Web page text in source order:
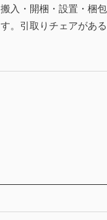
搬入・開梱・設置・梱
す。引取りチェアがあ